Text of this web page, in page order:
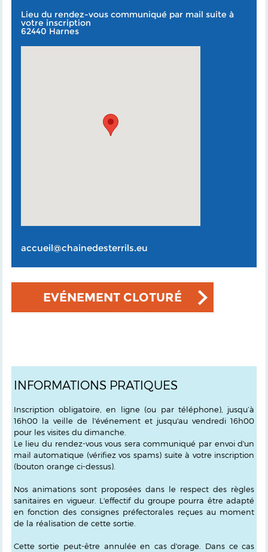
Lieu du rendez-vous communiqué par mail suite à
votre inscription
62440 Harnes
accueil@chainedesterrils.eu
EVÉNEMENT CLOTURÉ
INFORMATIONS PRATIQUES
Inscription obligatoire, en ligne (ou par téléphone), jusqu’à
16h00 la veille de l'événement et jusqu'au vendredi 16h00
pour les visites du dimanche.
Le lieu du rendez-vous vous sera communiqué par envoi d'un
mail automatique (vérifiez vos spams) suite à votre inscription
(bouton orange ci-dessus).
Nos animations sont proposées dans le respect des règles
sanitaires en vigueur. L'effectif du groupe pourra être adapté
en fonction des consignes préfectorales reçues au moment
de la réalisation de cette sortie.
Cette sortie peut-être annulée en cas d'orage. Dans ce cas